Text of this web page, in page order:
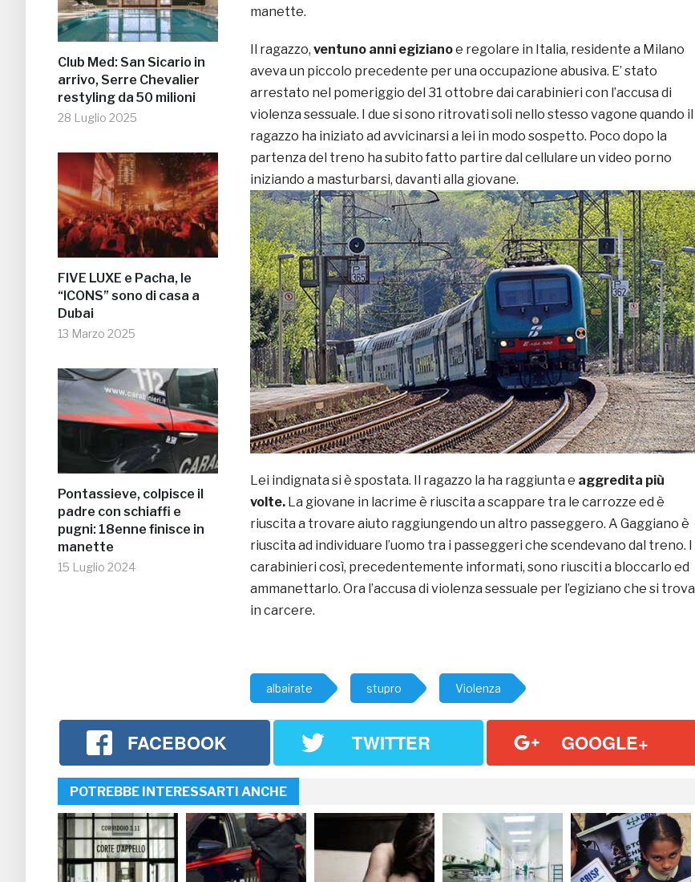
Club Med: San Sicario in
arrivo, Serre Chevalier
restyling da 50 milioni
28 Luglio 2025
FIVE LUXE e Pacha, le
“ICONS” sono di casa a
Dubai
13 Marzo 2025
Pontassieve, colpisce il
padre con schiaffi e
pugni: 18enne finisce in
manette
15 Luglio 2024
manette.
Il ragazzo, ventuno anni egizianoe regolare in Italia, residente a Milano
aveva un piccolo precedente per una occupazione abusiva. E’ stato
arrestato nel pomeriggio del 31 ottobre dai carabinieri con l’accusa di
violenza sessuale. I due si sono ritrovati soli nello stesso vagone quando il
ragazzo ha iniziato ad avvicinarsi a lei in modo sospetto. Poco dopo la
partenza del treno ha subito fatto partire dal cellulare un video porno
iniziando a masturbarsi, davanti alla giovane.
Lei indignata si è spostata. Il ragazzo la ha raggiunta e aggredita più
volte. La giovane in lacrime è riuscita a scappare tra le carrozze ed è
riuscita a trovare aiuto raggiungendo un altro passeggero. A Gaggiano è
riuscita ad individuare l’uomo tra i passeggeri che scendevano dal treno. I
carabinieri così, precedentemente informati, sono riusciti a bloccarlo ed
ammanettarlo. Ora l’accusa di violenza sessuale per l’egiziano che si trova
in carcere.
albairate stupro Violenza
FACEBOOK TWITTER GOOGLE+
POTREBBE INTERESSARTI ANCHE